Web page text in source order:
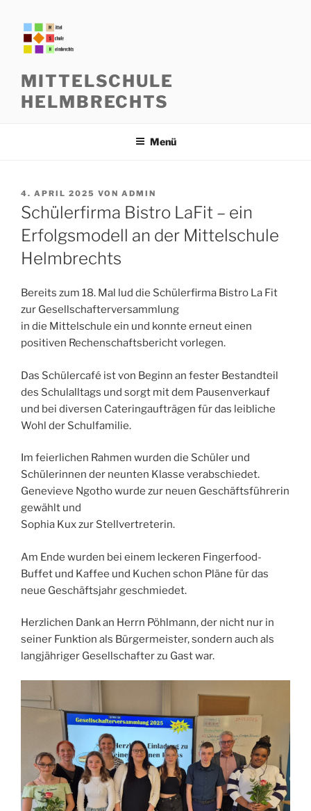
Inhalt
springen
MITTELSCHULE
HELMBRECHTS
Menü
VERÖFFENTLICHT
AM
4. APRIL 2025 VON ADMIN
Schülerfirma Bistro LaFit – ein
Erfolgsmodell an der Mittelschule
Helmbrechts
Bereits zum 18. Mal lud die Schülerfirma Bistro La Fit
zur Gesellschafterversammlung
in die Mittelschule ein und konnte erneut einen
positiven Rechenschaftsbericht vorlegen.
Das Schülercafé ist von Beginn an fester Bestandteil
des Schulalltags und sorgt mit dem Pausenverkauf
und bei diversen Cateringaufträgen für das leibliche
Wohl der Schulfamilie.
Im feierlichen Rahmen wurden die Schüler und
Schülerinnen der neunten Klasse verabschiedet.
Genevieve Ngotho wurde zur neuen Geschäftsführerin
gewählt und
Sophia Kux zur Stellvertreterin.
Am Ende wurden bei einem leckeren Fingerfood-
Buffet und Kaffee und Kuchen schon Pläne für das
neue Geschäftsjahr geschmiedet.
Herzlichen Dank an Herrn Pöhlmann, der nicht nur in
seiner Funktion als Bürgermeister, sondern auch als
langjähriger Gesellschafter zu Gast war.